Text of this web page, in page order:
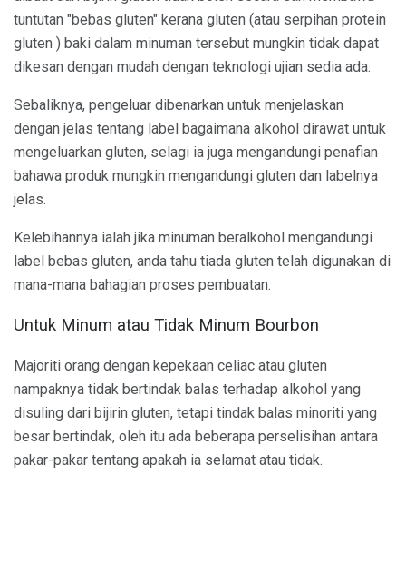
tuntutan "bebas gluten" kerana gluten (atau serpihan protein
gluten ) baki dalam minuman tersebut mungkin tidak dapat
dikesan dengan mudah dengan teknologi ujian sedia ada.
Sebaliknya, pengeluar dibenarkan untuk menjelaskan
dengan jelas tentang label bagaimana alkohol dirawat untuk
mengeluarkan gluten, selagi ia juga mengandungi penafian
bahawa produk mungkin mengandungi gluten dan labelnya
jelas.
Kelebihannya ialah jika minuman beralkohol mengandungi
label bebas gluten, anda tahu tiada gluten telah digunakan di
mana-mana bahagian proses pembuatan.
Untuk Minum atau Tidak Minum Bourbon
Majoriti orang dengan kepekaan celiac atau gluten
nampaknya tidak bertindak balas terhadap alkohol yang
disuling dari bijirin gluten, tetapi tindak balas minoriti yang
besar bertindak, oleh itu ada beberapa perselisihan antara
pakar-pakar tentang apakah ia selamat atau tidak.